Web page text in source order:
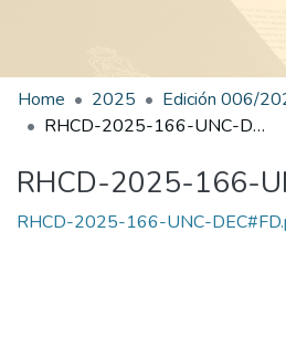
Home 2025
RHCD-2025-166-UNC-DEC#FD
RHCD-2025-166-
RHCD-2025-166-UNC-